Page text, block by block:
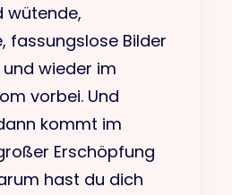
wütende,
fassungslose Bilder
wieder im
vorbei. Und
kommt im
Erschöpfung
hast du dich